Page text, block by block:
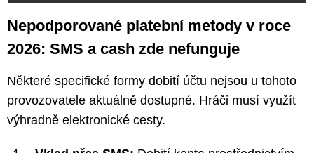
Nepodporované platební metody v roce
2026: SMS a cash zde nefunguje
Některé specifické formy dobití účtu nejsou u tohoto
provozovatele aktuálně dostupné. Hráči musí využít
výhradně elektronické cesty.